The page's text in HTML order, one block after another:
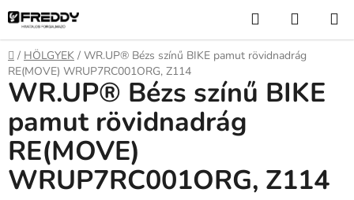
Ugrás
fő
tartalomhoz
KeresésKOSÁR
Kezdőlap
/ HÖLGYEK / WR.UP® Bézs színű BIKE pamut rövidnadrág
RE(MOVE) WRUP7RC001ORG, Z114
WR.UP® Bézs színű BIKE
pamut rövidnadrág
RE(MOVE)
WRUP7RC001ORG, Z114